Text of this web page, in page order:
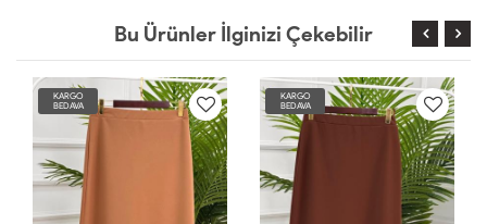
Bu Ürünler İlginizi Çekebilir
KARGO
BEDAVA
KARGO
BEDAVA